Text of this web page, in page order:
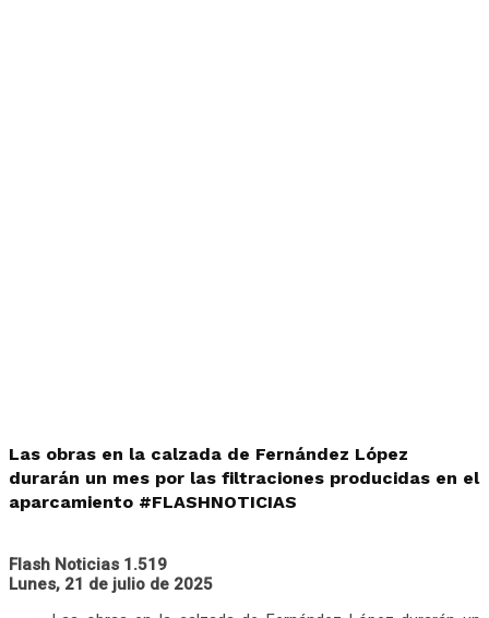
Las obras en la calzada de Fernández López
durarán un mes por las filtraciones producidas en el
aparcamiento #FLASHNOTICIAS
Flash Noticias 1.519
Lunes, 21 de julio de 2025